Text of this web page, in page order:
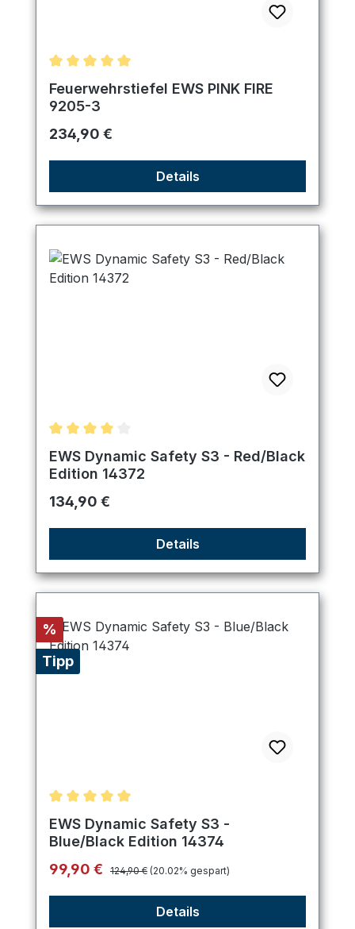
Durchschnittliche Bewertung von 5 von 5 Sternen
Feuerwehrstiefel EWS PINK FIRE
9205-3
Regulärer Preis:
234,90 €
Details
Durchschnittliche Bewertung von 4 von 5 Sternen
EWS Dynamic Safety S3 - Red/Black
Edition 14372
Regulärer Preis:
134,90 €
Details
Rabatt
%
Tipp
Durchschnittliche Bewertung von 5 von 5 Sternen
EWS Dynamic Safety S3 -
Blue/Black Edition 14374
Verkaufspreis:
99,90 € Regulärer Preis:
124,90 € (20.02% gespart)
Details